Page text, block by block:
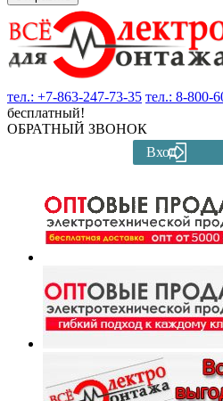
тел.: +7-863-247-73-35 тел.: 8-800-
бесплатный!
ОБРАТНЫЙ ЗВОНОК
Вход